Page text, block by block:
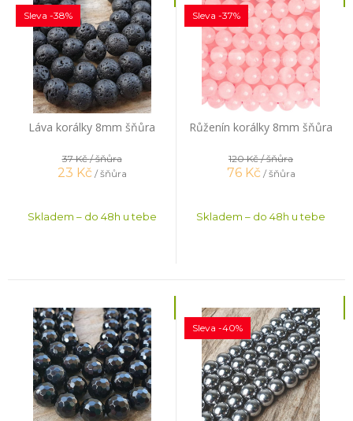
Láva korálky 8mm šňůra
Sleva -38%
37 Kč/ šňůra
23 Kč / šňůra
Skladem – do 48h u tebe
Růženín korálky 8mm šňůra
Sleva -37%
120 Kč/ šňůra
76 Kč / šňůra
Skladem – do 48h u tebe
Sleva -40%